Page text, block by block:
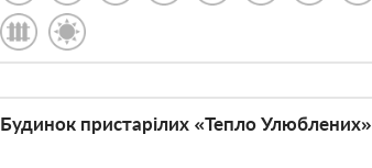
Будинок пристарілих «Тепло Улюблених»